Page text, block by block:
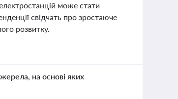
може стати
свідчать про зростаюче
розвитку.
на основі яких